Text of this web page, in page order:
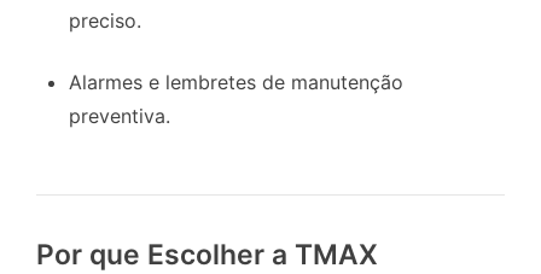
preciso.
Alarmes e lembretes de manutenção
preventiva.
Por que Escolher a TMAX